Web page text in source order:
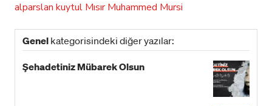
alparslan kuytul Mısır Muhammed Mursi
Genel kategorisindeki diğer yazılar:
Şehadetiniz Mübarek Olsun